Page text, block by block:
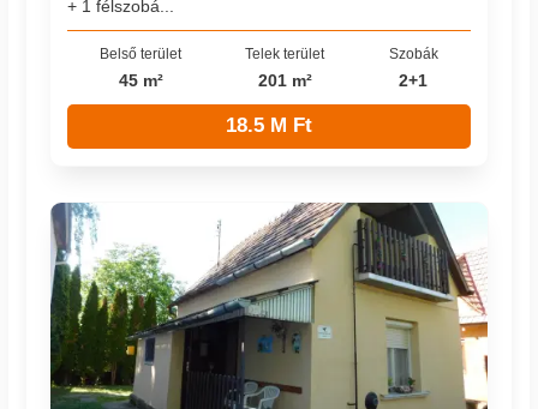
+ 1 félszobá...
Belső terület
45 m²
Telek terület
201 m²
Szobák
2+1
18.5 M Ft